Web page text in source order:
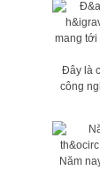
Đây là
công
Năm